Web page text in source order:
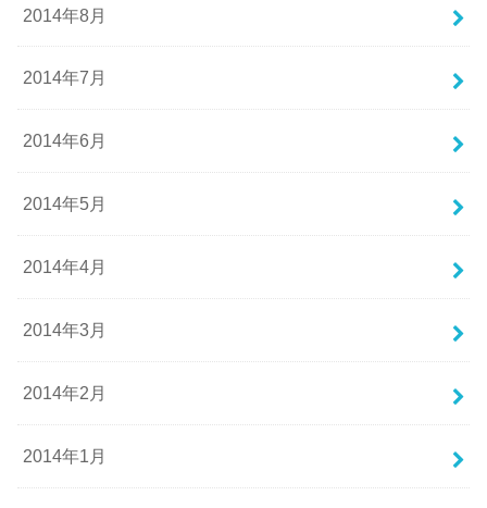
2014年8月
2014年7月
2014年6月
2014年5月
2014年4月
2014年3月
2014年2月
2014年1月